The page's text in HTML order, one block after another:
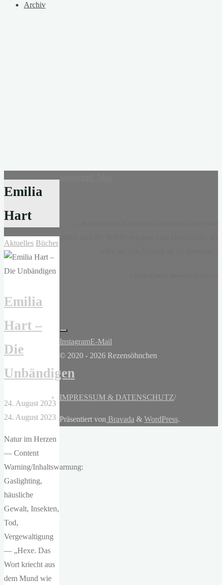
Archiv
Emilia
Hart
Aktuelles Bücher
Emilia
Hart –
Die
Unbändigen
24. August 2023
24. August 2023
Natur im Herzen
— Content
Warning/Inhaltswarnung:
Gaslighting,
häusliche
Gewalt, Insekten,
Tod,
Vergewaltigung
— „Hexe. Das
Wort kriecht aus
dem Mund wie
InstagramE-Mail
© 2020 - 2026 Rezensöhnchen
IMPRESSUM & DATENSCHUTZ/
Präsentiert von Bravada & WordPress.